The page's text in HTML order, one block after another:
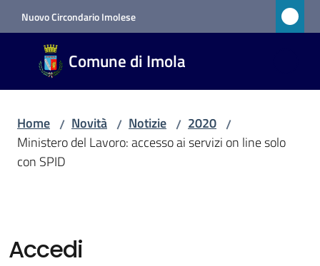
Vai al contenuto
Vai alla navigazione
Vai al footer
Nuovo Circondario Imolese
Comune di Imola
Comune
di Imola
RETE
Amministrazione
Home / Novità / Notizie / 2020 /
Ministero del Lavoro: accesso ai servizi on line solo
con SPID
Accedi